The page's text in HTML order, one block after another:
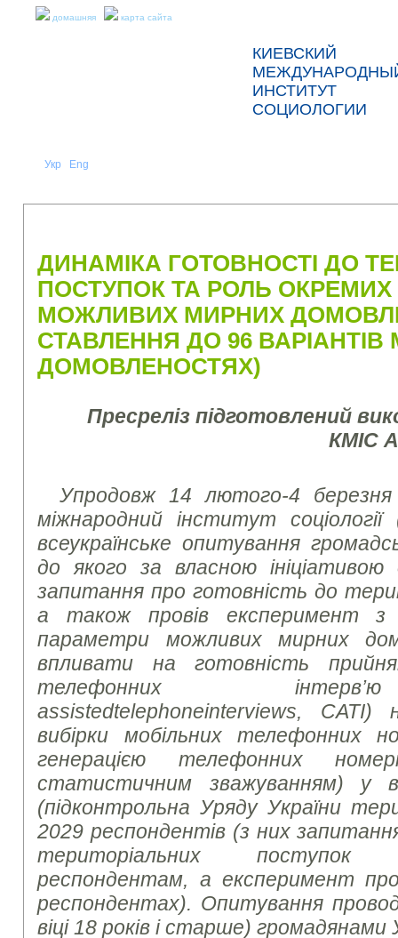
домашняя карта сайта
КИЕВСКИЙ
ИНСТИТУТ
СОЦИОЛОГИИ
Укр Eng
ДИНАМІКА ГОТОВНОСТІ ДО
ПОСТУПОК ТА РОЛЬ ОКРЕМИХ
МОЖЛИВИХ МИРНИХ
СТАВЛЕННЯ ДО 96
ДОМОВЛЕНОСТЯХ)
Пресреліз підготовлений
КМІС
Упродовж 14 лютого-4 березня
міжнародний інститут
всеукраїнське опитування
до якого за власною ініціативою
запитання про готовність до
а також провів експеримент з
параметри можливих мирних
впливати на готовність
телефонних
assistedtelephoneinterviews, CATI)
вибірки мобільних телефонних
генерацією телефонних
статистичним зважуванням) у
(підконтрольна Уряду України
2029 респондентів (з них
територіальних
респондентам, а експеримент
респондентах). Опитування
віці 18 років і старше)